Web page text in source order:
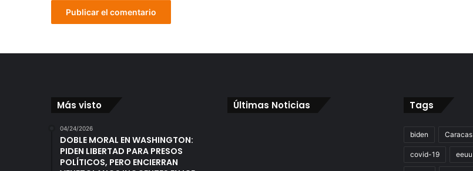
Más visto
04/24/2026
DOBLE MORAL EN WASHINGTON:
PIDEN LIBERTAD PARA PRESOS
POLÍTICOS, PERO ENCIERRAN
Últimas Noticias Tags
biden Caracas
covid-19 eeuu